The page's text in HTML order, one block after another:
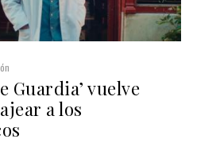
Guardia’ vuelve
a los